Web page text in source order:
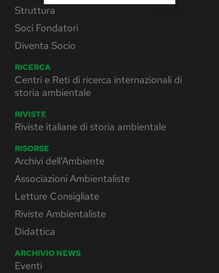
Struttura
Soci Fondatori
Diventa Socio
RICERCA
Centri e Reti di ricerca internazionali di
storia ambientale
RIVISTE
Riviste italiane di storia ambientale
RISORSE
Archivi dell’Ambiente
Associazioni Ambientaliste
Letture Consigliate
Riviste Ambientaliste
Didattica
ARCHIVIO NEWS
Eventi